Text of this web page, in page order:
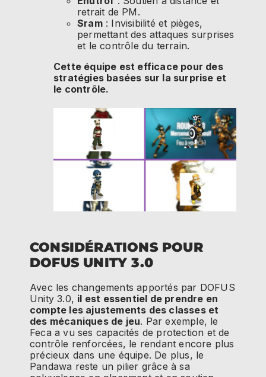
retrait de PM.
Sram: Invisibilité et pièges,
permettant des attaques surprises
et le contrôle du terrain.
Cette équipe est efficace pour des
stratégies basées sur la surprise et
le contrôle.
CONSIDÉRATIONS POUR
DOFUS UNITY 3.0
Avec les changements apportés par DOFUS
Unity 3.0, il est essentiel de prendre en
compte les ajustements des classes et
des mécaniques de jeu. Par exemple, le
Feca a vu ses capacités de protection et de
contrôle renforcées, le rendant encore plus
précieux dans une équipe. De plus, le
Pandawa reste un pilier grâce à sa